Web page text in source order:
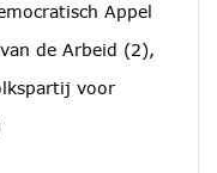
Appel
de Arbeid (2),
voor